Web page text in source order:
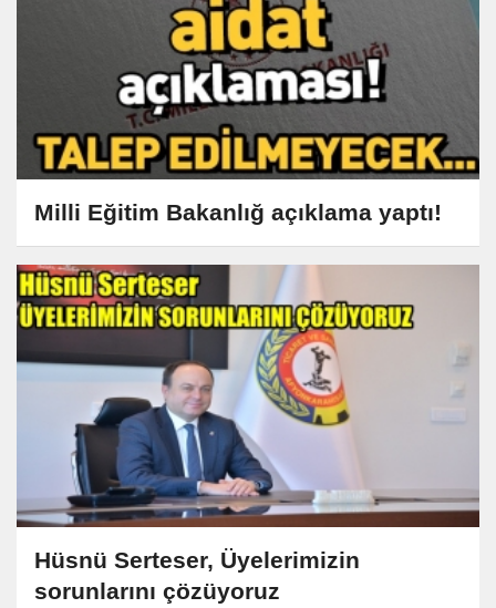
Milli Eğitim Bakanlığ açıklama yaptı!
Hüsnü Serteser, Üyelerimizin
sorunlarını çözüyoruz